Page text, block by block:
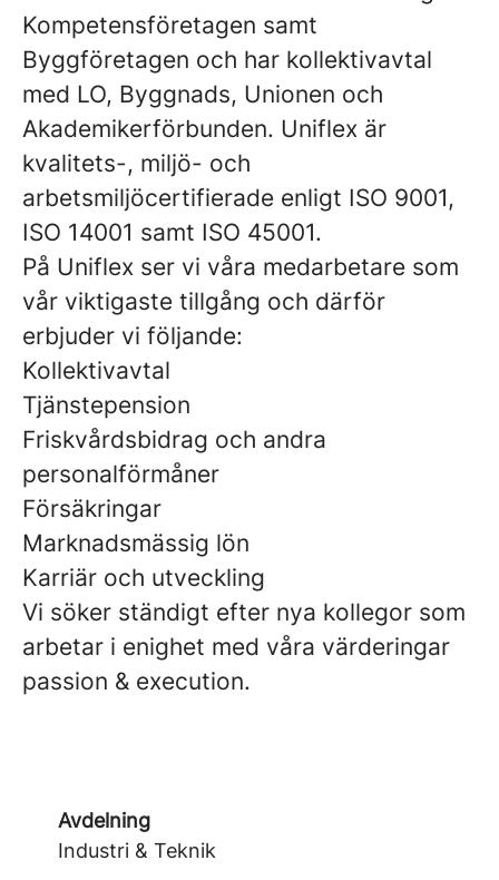
Kompetensföretagen samt
Byggföretagen och har kollektivavtal
med LO, Byggnads, Unionen och
Akademikerförbunden. Uniflex är
kvalitets-, miljö- och
arbetsmiljöcertifierade enligt ISO 9001,
ISO 14001 samt ISO 45001.
På Uniflex ser vi våra medarbetare som
vår viktigaste tillgång och därför
erbjuder vi följande:
Kollektivavtal
Tjänstepension
Friskvårdsbidrag och andra
personalförmåner
Försäkringar
Marknadsmässig lön
Karriär och utveckling
Vi söker ständigt efter nya kollegor som
arbetar i enighet med våra värderingar
passion & execution.
Avdelning
Industri & Teknik